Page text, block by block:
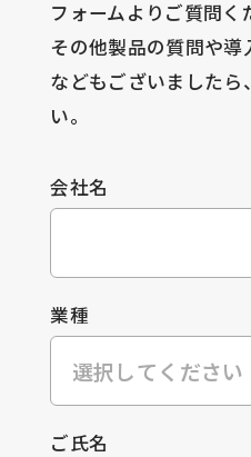
フォームよりご質問く
その他製品の質問や
などもございましたら
い。
会社名
業種
ご氏名